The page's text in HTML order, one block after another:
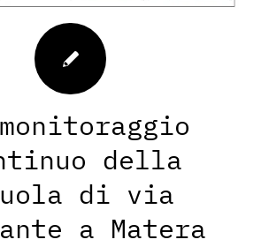
della
di via
a Matera